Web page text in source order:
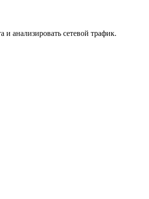
анализировать сетевой трафик.